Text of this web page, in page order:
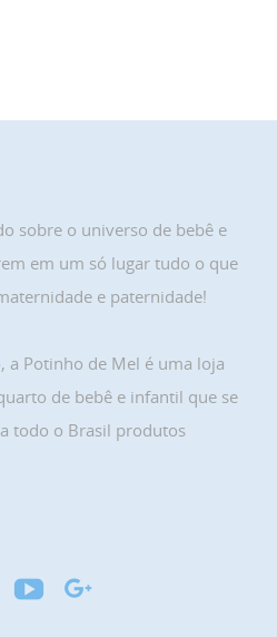
sobre o universo de bebê e
em um só lugar tudo o que
e paternidade!
a Potinho de Mel é uma loja
de bebê e infantil que se
todo o Brasil produtos